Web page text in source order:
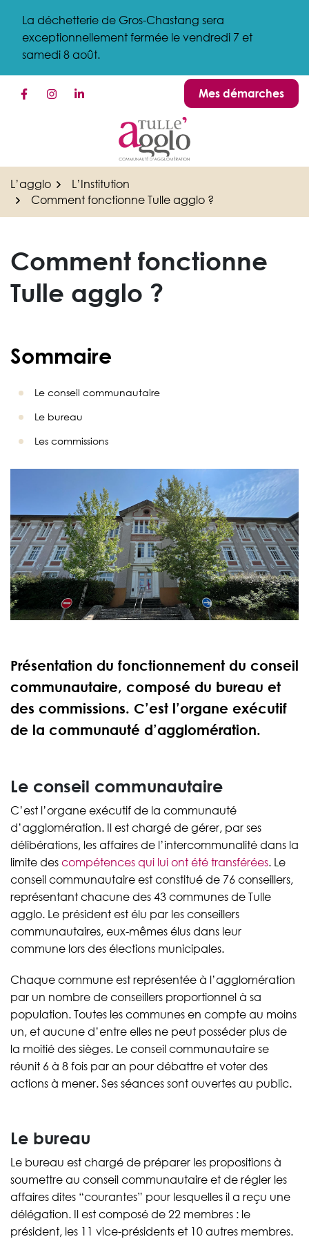
contenu
La déchetterie de Gros-Chastang sera
exceptionnellement fermée le vendredi 7 et
samedi 8 août.
Lien vers le compte Facebook
Lien vers le compte Instagram
Lien vers le compte LinkedinMes démarches
L’agglo
L’Institution
Comment fonctionne Tulle agglo ?
Comment fonctionne
Tulle agglo ?
Sommaire
Le conseil communautaire
Le bureau
Les commissions
Présentation du fonctionnement du conseil
communautaire, composé du bureau et
des commissions. C’est l’organe exécutif
de la communauté d’agglomération.
Le conseil communautaire
C’est l’organe exécutif de la communauté
d’agglomération. Il est chargé de gérer, par ses
délibérations, les affaires de l’intercommunalité dans la
limite des compétences qui lui ont été transférées. Le
conseil communautaire est constitué de 76 conseillers,
représentant chacune des 43 communes de Tulle
agglo. Le président est élu par les conseillers
communautaires, eux-mêmes élus dans leur
commune lors des élections municipales.
Chaque commune est représentée à l’agglomération
par un nombre de conseillers proportionnel à sa
population. Toutes les communes en compte au moins
un, et aucune d’entre elles ne peut posséder plus de
la moitié des sièges. Le conseil communautaire se
réunit 6 à 8 fois par an pour débattre et voter des
actions à mener. Ses séances sont ouvertes au public.
Le bureau
Le bureau est chargé de préparer les propositions à
soumettre au conseil communautaire et de régler les
affaires dites “courantes” pour lesquelles il a reçu une
délégation. Il est composé de 22 membres : le
président, les 11 vice-présidents et 10 autres membres.